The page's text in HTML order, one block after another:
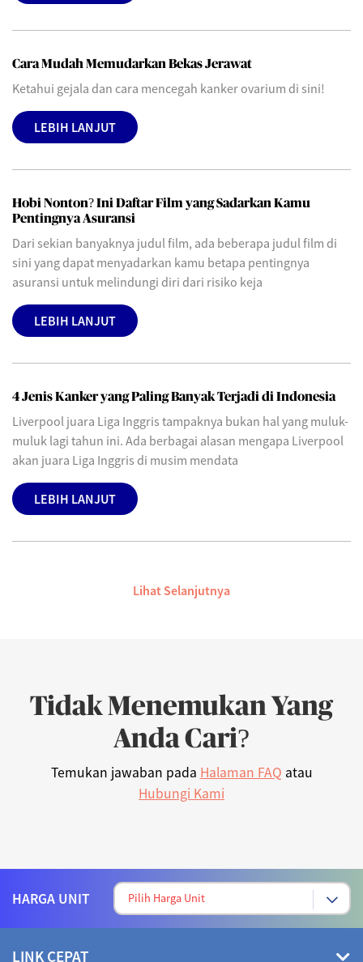
Cara Mudah Memudarkan Bekas Jerawat
Ketahui gejala dan cara mencegah kanker ovarium di sini!
LEBIH LANJUT
Hobi Nonton? Ini Daftar Film yang Sadarkan Kamu
Pentingnya Asuransi
Dari sekian banyaknya judul film, ada beberapa judul film di
sini yang dapat menyadarkan kamu betapa pentingnya
asuransi untuk melindungi diri dari risiko keja
LEBIH LANJUT
4 Jenis Kanker yang Paling Banyak Terjadi di Indonesia
Liverpool juara Liga Inggris tampaknya bukan hal yang muluk-
muluk lagi tahun ini. Ada berbagai alasan mengapa Liverpool
akan juara Liga Inggris di musim mendata
LEBIH LANJUT
Lihat Selanjutnya
Tidak Menemukan Yang
Anda Cari?
Temukan jawaban pada Halaman FAQ atau
Hubungi Kami
HARGA UNIT
LINK CEPAT